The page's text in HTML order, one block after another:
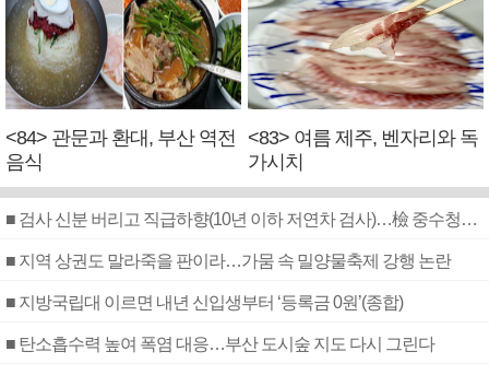
<84> 관문과 환대, 부산 역전
음식
<83> 여름 제주, 벤자리와 독
가시치
■ 검사 신분 버리고 직급하향(10년 이하 저연차 검사)…檢 중수청행 기피
■ 지역 상권도 말라죽을 판이라…가뭄 속 밀양물축제 강행 논란
■ 지방국립대 이르면 내년 신입생부터 ‘등록금 0원’(종합)
■ 탄소흡수력 높여 폭염 대응…부산 도시숲 지도 다시 그린다